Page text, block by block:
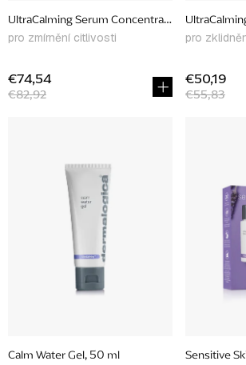
u
k
o
v
UltraCalming Serum Concentrate, 40 ml
pro zmírnění citlivosti
€82,92
€74,54
pro
€55,83
€50,19
Calm Water Gel, 50 ml Sensitive